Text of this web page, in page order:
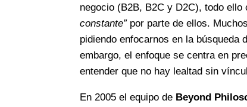
negocio (B2B, B2C y D2C), todo
constante”por parte de ellos.
pidiendo enfocarnos en la búsqueda
embargo, el enfoque se centra en
entender que no hay lealtad sin
En 2005 el equipo de Beyond